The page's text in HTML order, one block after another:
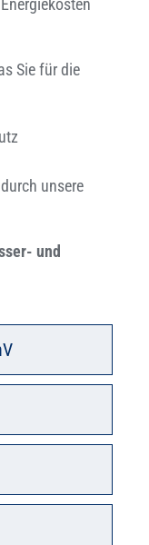
Sie für die
unsere
und